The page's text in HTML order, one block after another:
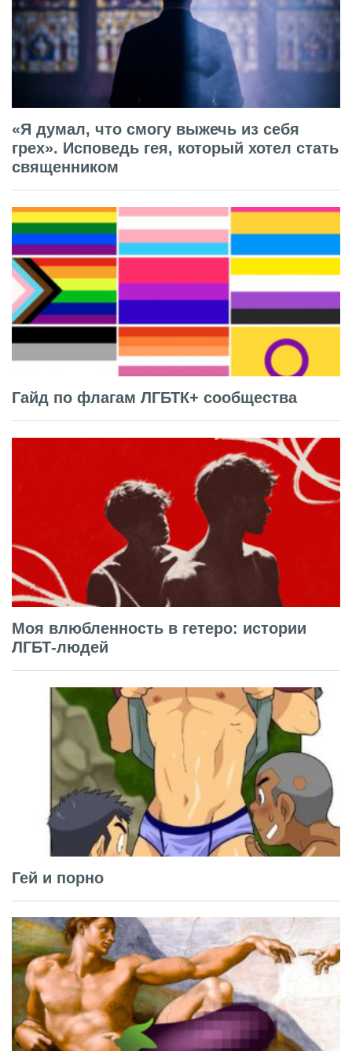
«Я думал, что смогу выжечь из себя
грех». Исповедь гея, который хотел стать
священником
Гайд по флагам ЛГБТК+ сообщества
Моя влюбленность в гетеро: истории
ЛГБТ-людей
Гей и порно